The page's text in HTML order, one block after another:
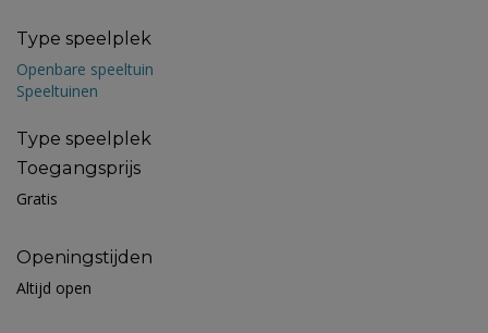
Type speelplek
Openbare speeltuin
Speeltuinen
Type speelplek
Toegangsprijs
Gratis
Openingstijden
Altijd open